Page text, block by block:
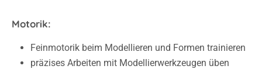
Motorik:
Feinmotorik beim Modellieren und Formen trainieren
präzises Arbeiten mit Modellierwerkzeugen üben